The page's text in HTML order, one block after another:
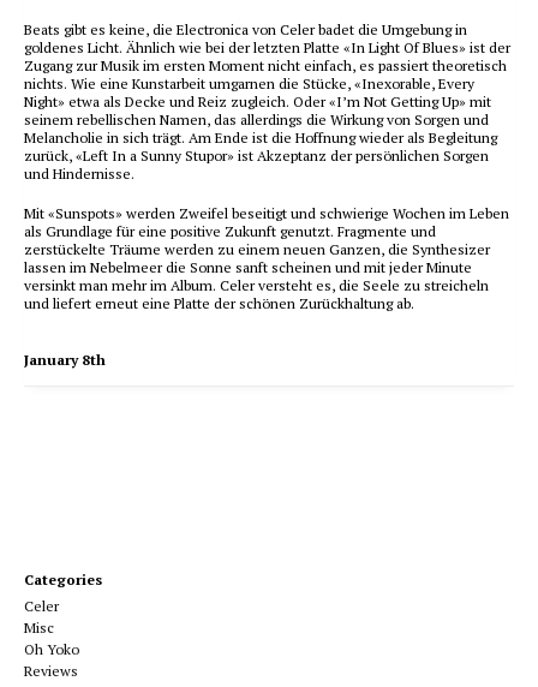
Beats gibt es keine, die Electronica von Celer badet die Umgebung in
goldenes Licht. Ähnlich wie bei der letzten Platte «In Light Of Blues» ist der
Zugang zur Musik im ersten Moment nicht einfach, es passiert theoretisch
nichts. Wie eine Kunstarbeit umgarnen die Stücke, «Inexorable, Every
Night» etwa als Decke und Reiz zugleich. Oder «I’m Not Getting Up» mit
seinem rebellischen Namen, das allerdings die Wirkung von Sorgen und
Melancholie in sich trägt. Am Ende ist die Hoffnung wieder als Begleitung
zurück, «Left In a Sunny Stupor» ist Akzeptanz der persönlichen Sorgen
und Hindernisse.
Mit «Sunspots» werden Zweifel beseitigt und schwierige Wochen im Leben
als Grundlage für eine positive Zukunft genutzt. Fragmente und
zerstückelte Träume werden zu einem neuen Ganzen, die Synthesizer
lassen im Nebelmeer die Sonne sanft scheinen und mit jeder Minute
versinkt man mehr im Album. Celer versteht es, die Seele zu streicheln
und liefert erneut eine Platte der schönen Zurückhaltung ab.
January 8th
Categories
Celer
Misc
Oh Yoko
Reviews